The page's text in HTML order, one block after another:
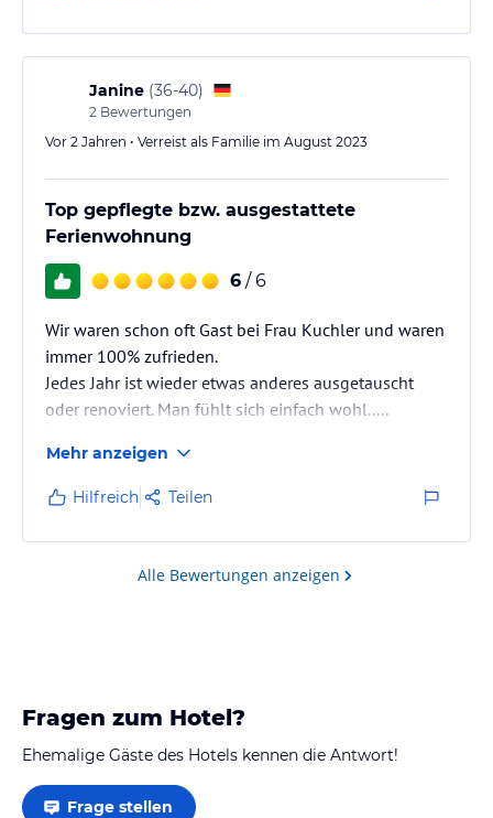
Janine (36-40)
2 Bewertungen
Vor 2 Jahren • Verreist als Familie im August 2023
Top gepflegte bzw. ausgestattete
Ferienwohnung
6 / 6
Wir waren schon oft Gast bei Frau Kuchler und waren
immer 100% zufrieden.
Jedes Jahr ist wieder etwas anderes ausgetauscht
oder renoviert. Man fühlt sich einfach wohl.....
Kuchler ist immer erreichbar bei Fragen und
Problemen.
Besonders toll war für unsere Kinder der Spielplatz
im sehr, großen gepflegten Garten.
Mehr anzeigen
Hilfreich Teilen
Alle Bewertungen anzeigen
Fragen zum Hotel?
Ehemalige Gäste des Hotels kennen die Antwort!
Frage stellen